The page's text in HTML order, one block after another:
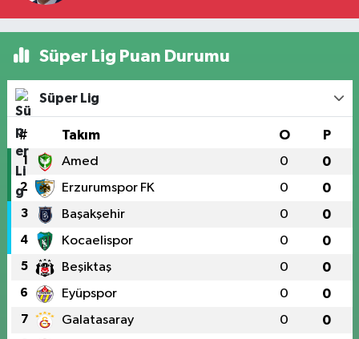
Süper Lig Puan Durumu
Süper Lig
# Takım O P
1 Amed 0 0
2 Erzurumspor FK 0 0
3 Başakşehir 0 0
4 Kocaelispor 0 0
5 Beşiktaş 0 0
6 Eyüpspor 0 0
7 Galatasaray 0 0